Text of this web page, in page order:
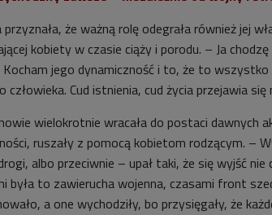
przyznała, że ważną rolę odegrała również jej
kobiety w czasie ciąży i porodu. – Ja
Kocham jego dynamiczność i to, że to
człowieka. Cud istnienia, cud życia przejawia
wielokrotnie wracała do postaci dawnych
ruszały z pomocą kobietom rodzącym. –
albo przeciwnie – upał taki, że się wyjść nie
była to zawierucha wojenna, czasami front
a one wychodziły, bo przysięgały, że